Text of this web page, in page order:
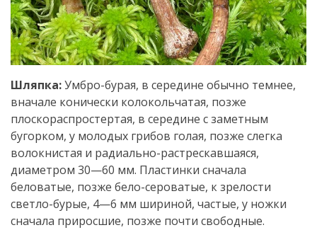
Шляпка:Умбро-бурая, в середине обычно темнее,
вначале конически колокольчатая, позже
плоскораспростертая, в середине с заметным
бугорком, у молодых грибов голая, позже слегка
волокнистая и радиально-растрескавшаяся,
диаметром 30—60 мм. Пластинки сначала
беловатые, позже бело-сероватые, к зрелости
светло-бурые, 4—6 мм шириной, частые, у ножки
сначала приросшие, позже почти свободные.